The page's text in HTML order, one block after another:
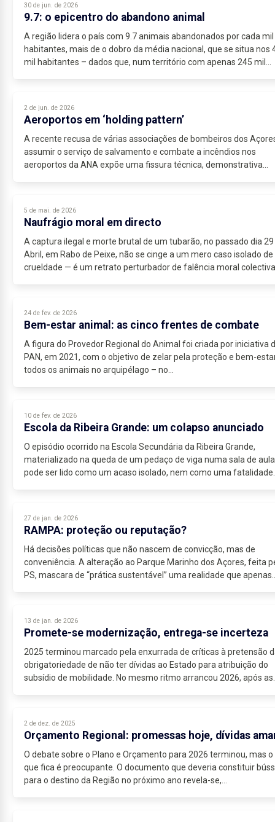
30 de jun. de 2026
9.7: o epicentro do abandono animal
A região lidera o país com 9.7 animais abandonados por cada mil
habitantes, mais de o dobro da média nacional, que se situa nos
mil habitantes – dados que, num território com apenas 245 mil
2 de jun. de 2026
Aeroportos em ‘holding pattern’
A recente recusa de várias associações de bombeiros dos
assumir o serviço de salvamento e combate a incêndios nos
aeroportos da ANA expõe uma fissura técnica, demonstrativa...
5 de mai. de 2026
Naufrágio moral em directo
A captura ilegal e morte brutal de um tubarão, no passado dia 29
Abril, em Rabo de Peixe, não se cinge a um mero caso isolado de
crueldade — é um retrato perturbador de falência moral
24 de fev. de 2026
Bem-estar animal: as cinco frentes de combate
A figura do Provedor Regional do Animal foi criada por iniciativa
PAN, em 2021, com o objetivo de zelar pela proteção e bem-
todos os animais no arquipélago – no...
10 de fev. de 2026
Escola da Ribeira Grande: um colapso anunciado
O episódio ocorrido na Escola Secundária da Ribeira Grande,
materializado na queda de um pedaço de viga numa sala de
pode ser lido como um acaso isolado, nem como uma fatalidade
27 de jan. de 2026
RAMPA: proteção ou reputação?
Há decisões políticas que não nascem de convicção, mas de
conveniência. A alteração ao Parque Marinho dos Açores, feita
PS, mascara de “prática sustentável” uma realidade que
13 de jan. de 2026
Promete-se modernização, entrega-se incerteza
2025 terminou marcado pela enxurrada de críticas à pretensão
obrigatoriedade de não ter dívidas ao Estado para atribuição do
subsídio de mobilidade. No mesmo ritmo arrancou 2026, após
2 de dez. de 2025
Orçamento Regional: promessas hoje, dívidas
O debate sobre o Plano e Orçamento para 2026 terminou, mas o
que fica é preocupante. O documento que deveria constituir
para o destino da Região no próximo ano revela-se,...